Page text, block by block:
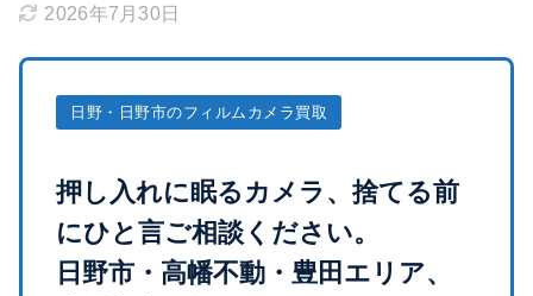
2026年7月30日
日野・日野市のフィルムカメラ買取
押し入れに眠るカメラ、捨てる前
にひと言ご相談ください。
日野市・高幡不動・豊田エリア、